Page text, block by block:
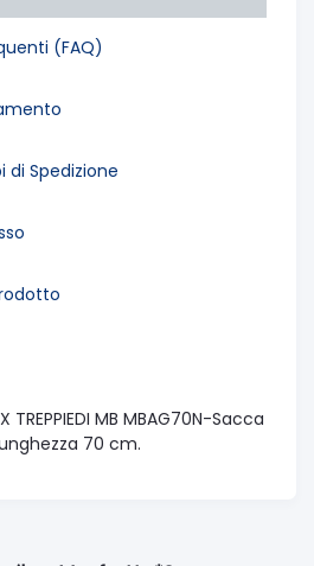
(FAQ)
di Spedizione
TREPPIEDI MB MBAG70N-Sacca
70 cm.